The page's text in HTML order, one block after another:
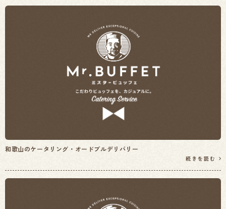
和歌山のケータリング・オードブルデリバリー
続きを読む